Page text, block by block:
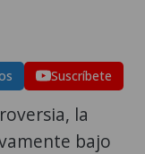
Suscríbete
la
bajo